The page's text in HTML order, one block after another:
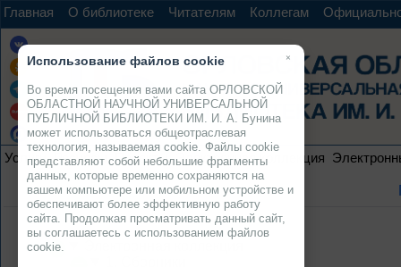
Главная О библиотеке Читателям Коллегам
Услуги Ресурсы Проекты Электронная коллекция
×
Использование файлов cookie
Во время посещения вами сайта ОРЛОВСКОЙ
ОБЛАСТНОЙ НАУЧНОЙ УНИВЕРСАЛЬНОЙ
ПУБЛИЧНОЙ БИБЛИОТЕКИ ИМ. И. А. Бунина
может использоваться общеотраслевая
технология, называемая cookie. Файлы cookie
представляют собой небольшие фрагменты
данных, которые временно сохраняются на
вашем компьютере или мобильном устройстве и
обеспечивают более эффективную работу
сайта. Продолжая просматривать данный сайт,
вы соглашаетесь с использованием файлов
cookie.